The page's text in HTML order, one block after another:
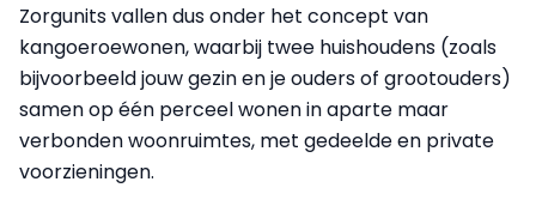
Zorgunits vallen dus onder het concept van
kangoeroewonen, waarbij twee huishoudens (zoals
bijvoorbeeld jouw gezin en je ouders of grootouders)
samen op één perceel wonen in aparte maar
verbonden woonruimtes, met gedeelde en private
voorzieningen.